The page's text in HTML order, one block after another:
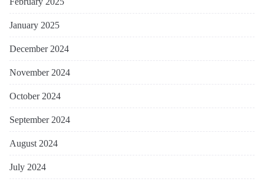
January 2025
December 2024
November 2024
October 2024
September 2024
August 2024
July 2024